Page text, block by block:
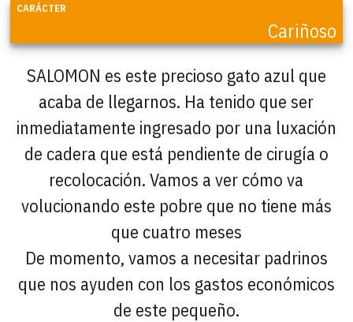
CARÁCTER
Cariñoso
SALOMON es este precioso gato azul que
acaba de llegarnos. Ha tenido que ser
inmediatamente ingresado por una luxación
de cadera que está pendiente de cirugía o
recolocación. Vamos a ver cómo va
volucionando este pobre que no tiene más
que cuatro meses
De momento, vamos a necesitar padrinos
que nos ayuden con los gastos económicos
de este pequeño.